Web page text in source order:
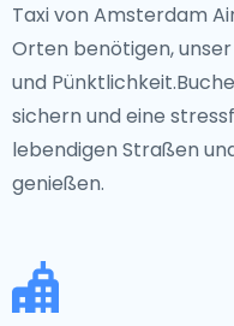
Taxi von Amsterdam
Orten benötigen,
und
sichern und eine
lebendigen Straßen
genießen.